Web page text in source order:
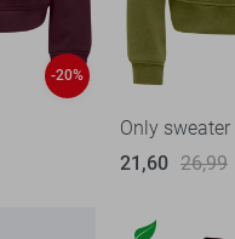
-20%
Only sweater
21,60 26,99